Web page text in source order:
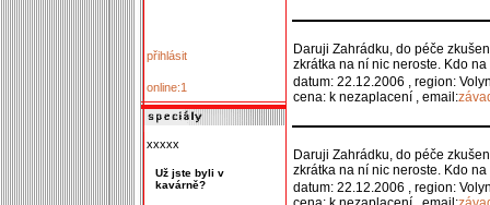
přihlásit
online:1
xxxxx
Už jste byli v
kavárně?
Daruji Zahrádku, do péče
zkrátka na ní nic neroste. Kdo
datum: 22.12.2006 , region:
cena: k nezaplacení , email:
Daruji Zahrádku, do péče
zkrátka na ní nic neroste. Kdo
datum: 22.12.2006 , region: